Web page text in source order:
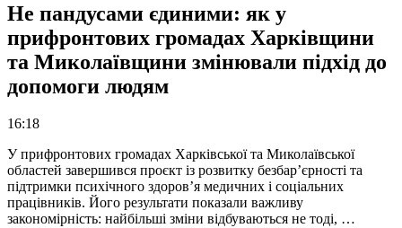
Не пандусами єдиними: як у
прифронтових громадах Харківщини
та Миколаївщини змінювали підхід до
допомоги людям
16:18
У прифронтових громадах Харківської та Миколаївської
областей завершився проєкт із розвитку безбар’єрності та
підтримки психічного здоров’я медичних і соціальних
працівників. Його результати показали важливу
закономірність: найбільші зміни відбуваються не тоді, …